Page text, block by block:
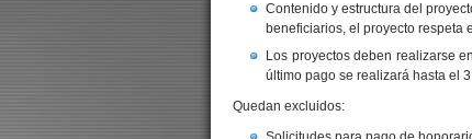
Contenido y estructura del
beneficiarios, el proyecto respeta
Los proyectos deben realizarse
último pago se realizará hasta el
Quedan excluidos: